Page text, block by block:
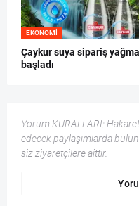
EKONOMI
Çaykur suya sipariş
başladı
Yorum KURALLARI:
edecek paylaşımlarda
siz ziyaretçilere aittir.